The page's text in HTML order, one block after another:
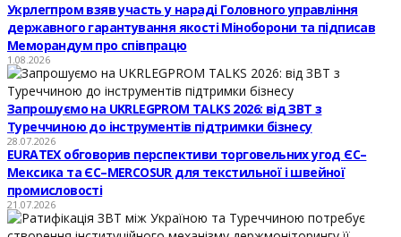
Укрлегпром взяв участь у нараді Головного управління
державного гарантування якості Міноборони та підписав
Меморандум про співпрацю
1.08.2026
Запрошуємо на UKRLEGPROM TALKS 2026: від ЗВТ з
Туреччиною до інструментів підтримки бізнесу
28.07.2026
EURATEX обговорив перспективи торговельних угод ЄС–
Мексика та ЄС–MERCOSUR для текстильної і швейної
промисловості
21.07.2026